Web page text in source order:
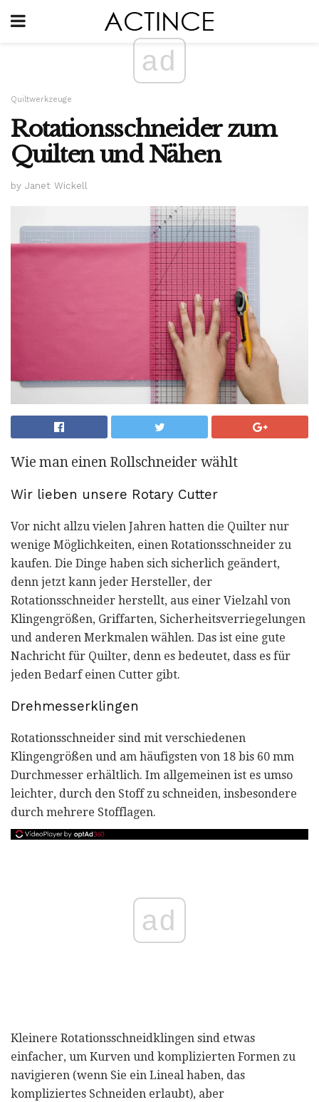
ad
Quiltwerkzeuge
Rotationsschneider zum
Quilten und Nähen
by Janet Wickell
Wie man einen Rollschneider wählt
Wir lieben unsere Rotary Cutter
Vor nicht allzu vielen Jahren hatten die Quilter nur
wenige Möglichkeiten, einen Rotationsschneider zu
kaufen. Die Dinge haben sich sicherlich geändert,
denn jetzt kann jeder Hersteller, der
Rotationsschneider herstellt, aus einer Vielzahl von
Klingengrößen, Griffarten, Sicherheitsverriegelungen
und anderen Merkmalen wählen. Das ist eine gute
Nachricht für Quilter, denn es bedeutet, dass es für
jeden Bedarf einen Cutter gibt.
Drehmesserklingen
Rotationsschneider sind mit verschiedenen
Klingengrößen und am häufigsten von 18 bis 60 mm
Durchmesser erhältlich. Im allgemeinen ist es umso
leichter, durch den Stoff zu schneiden, insbesondere
durch mehrere Stofflagen.
ad
Kleinere Rotationsschneidklingen sind etwas
einfacher, um Kurven und komplizierten Formen zu
navigieren (wenn Sie ein Lineal haben, das
kompliziertes Schneiden erlaubt), aber